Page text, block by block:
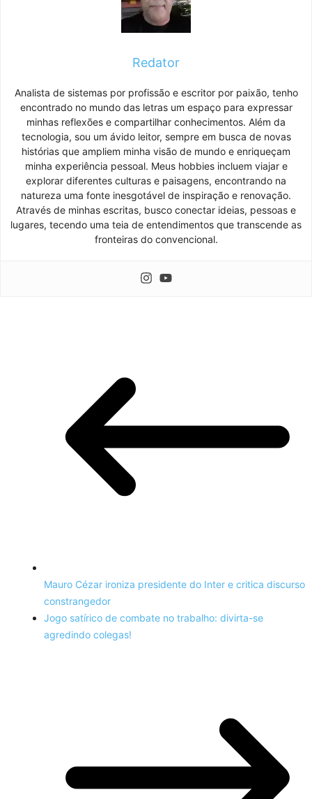
Redator
Analista de sistemas por profissão e escritor por paixão, tenho
encontrado no mundo das letras um espaço para expressar
minhas reflexões e compartilhar conhecimentos. Além da
tecnologia, sou um ávido leitor, sempre em busca de novas
histórias que ampliem minha visão de mundo e enriqueçam
minha experiência pessoal. Meus hobbies incluem viajar e
explorar diferentes culturas e paisagens, encontrando na
natureza uma fonte inesgotável de inspiração e renovação.
Através de minhas escritas, busco conectar ideias, pessoas e
lugares, tecendo uma teia de entendimentos que transcende as
fronteiras do convencional.
Mauro Cézar ironiza presidente do Inter e critica discurso
constrangedor
Jogo satírico de combate no trabalho: divirta-se
agredindo colegas!